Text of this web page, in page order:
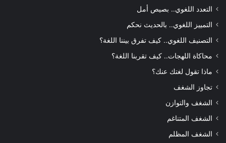
التعدد اللغوي.. بصيص أمل
التمييز اللغوي.. بالحديث نحكم
التصنيف اللغوي.. كيف تفرق بيننا اللغة؟
محاكاة اللهجات.. كيف تقربنا اللغة؟
ماذا تقول لغتك عنك؟
تجاوز الشغف
الشغف والتوازن
الشغف المتناغم
الشغف المظلم